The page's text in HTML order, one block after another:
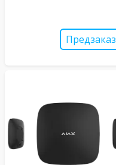
Предзаказ